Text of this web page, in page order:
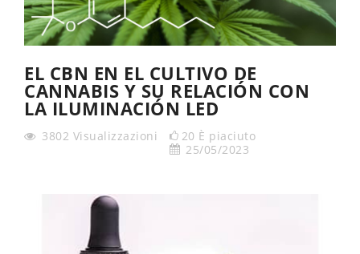
EL CBN EN EL CULTIVO DE
CANNABIS Y SU RELACIÓN CON
LA ILUMINACIÓN LED
3802 Visualizzazioni 20 È piaciuto
25/05/2023